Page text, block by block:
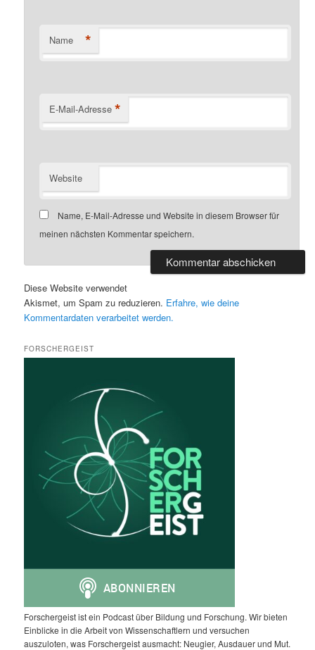
Name *
E-Mail-Adresse *
Website
Name, E-Mail-Adresse und Website in diesem Browser für
meinen nächsten Kommentar speichern.
Diese Website verwendet
Akismet, um Spam zu reduzieren. Erfahre, wie deine
Kommentardaten verarbeitet werden.
FORSCHERGEIST
Forschergeist ist ein Podcast über Bildung und Forschung. Wir bieten
Einblicke in die Arbeit von Wissenschaftlern und versuchen
auszuloten, was Forschergeist ausmacht: Neugier, Ausdauer und Mut.